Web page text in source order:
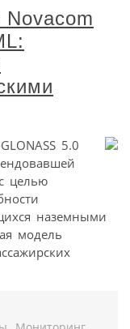
5.0
целью
наземными
модель